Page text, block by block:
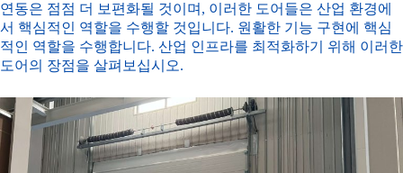
연동은 점점 더 보편화될 것이며, 이러한 도어들은 산업 환경에
서 핵심적인 역할을 수행할 것입니다. 원활한 기능 구현에 핵심
적인 역할을 수행합니다. 산업 인프라를 최적화하기 위해 이러한
도어의 장점을 살펴보십시오.